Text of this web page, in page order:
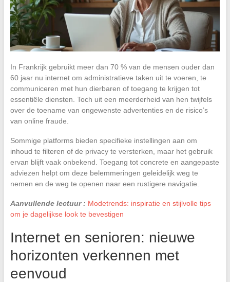
In Frankrijk gebruikt meer dan 70 % van de mensen ouder dan
60 jaar nu internet om administratieve taken uit te voeren, te
communiceren met hun dierbaren of toegang te krijgen tot
essentiële diensten. Toch uit een meerderheid van hen twijfels
over de toename van ongewenste advertenties en de risico’s
van online fraude.
Sommige platforms bieden specifieke instellingen aan om
inhoud te filteren of de privacy te versterken, maar het gebruik
ervan blijft vaak onbekend. Toegang tot concrete en aangepaste
adviezen helpt om deze belemmeringen geleidelijk weg te
nemen en de weg te openen naar een rustigere navigatie.
Aanvullende lectuur : Modetrends: inspiratie en stijlvolle tips
om je dagelijkse look te bevestigen
Internet en senioren: nieuwe
horizonten verkennen met
eenvoud